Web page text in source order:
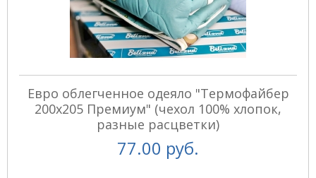
Евро облегченное одеяло "Термофайбер
200х205 Премиум" (чехол 100% хлопок,
разные расцветки)
77.00 руб.